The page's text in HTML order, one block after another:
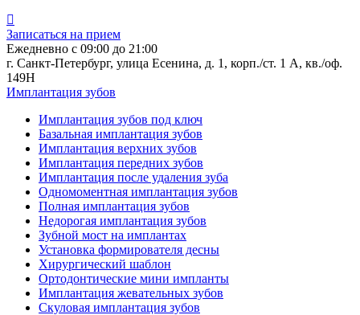
Записаться на прием
Ежедневно с 09:00 до 21:00
г. Санкт-Петербург, улица Есенина, д. 1, корп./ст. 1 А, кв./оф.
149Н
Имплантация зубов
Имплантация зубов под ключ
Базальная имплантация зубов
Имплантация верхних зубов
Имплантация передних зубов
Имплантация после удаления зуба
Одномоментная имплантация зубов
Полная имплантация зубов
Недорогая имплантация зубов
Зубной мост на имплантах
Установка формирователя десны
Хирургический шаблон
Ортодонтические мини импланты
Имплантация жевательных зубов
Скуловая имплантация зубов